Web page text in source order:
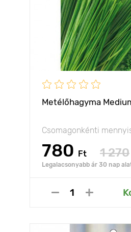
Metélőhagyma
Csomagonkénti
780 Ft 1 270
Legalacsonyabb ár 30 nap